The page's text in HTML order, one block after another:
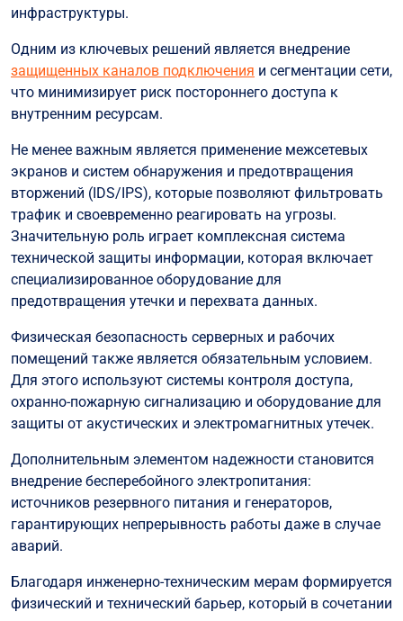
инфраструктуры.
Одним из ключевых решений является внедрение
защищенных каналов подключения и сегментации сети,
что минимизирует риск постороннего доступа к
внутренним ресурсам.
Не менее важным является применение межсетевых
экранов и систем обнаружения и предотвращения
вторжений (IDS/IPS), которые позволяют фильтровать
трафик и своевременно реагировать на угрозы.
Значительную роль играет комплексная система
технической защиты информации, которая включает
специализированное оборудование для
предотвращения утечки и перехвата данных.
Физическая безопасность серверных и рабочих
помещений также является обязательным условием.
Для этого используют системы контроля доступа,
охранно-пожарную сигнализацию и оборудование для
защиты от акустических и электромагнитных утечек.
Дополнительным элементом надежности становится
внедрение бесперебойного электропитания:
источников резервного питания и генераторов,
гарантирующих непрерывность работы даже в случае
аварий.
Благодаря инженерно-техническим мерам формируется
физический и технический барьер, который в сочетании